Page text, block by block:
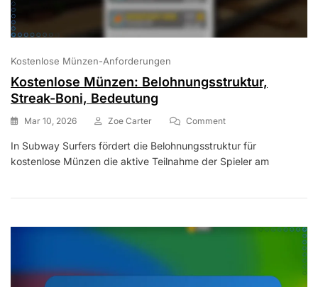
Kostenlose Münzen-Anforderungen
Kostenlose Münzen: Belohnungsstruktur,
Streak-Boni, Bedeutung
Mar 10, 2026 Zoe Carter CommentOn
Münzen:
Belohnungsstruktur,
Bedeutung
In Subway Surfers fördert die Belohnungsstruktur für
kostenlose Münzen die aktive Teilnahme der Spieler am